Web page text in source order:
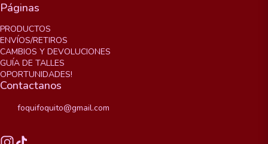
Páginas
PRODUCTOS
ENVÍOS/RETIROS
CAMBIOS Y DEVOLUCIONES
GUÍA DE TALLES
OPORTUNIDADES!
Contactanos
foquifoquito@gmail.com